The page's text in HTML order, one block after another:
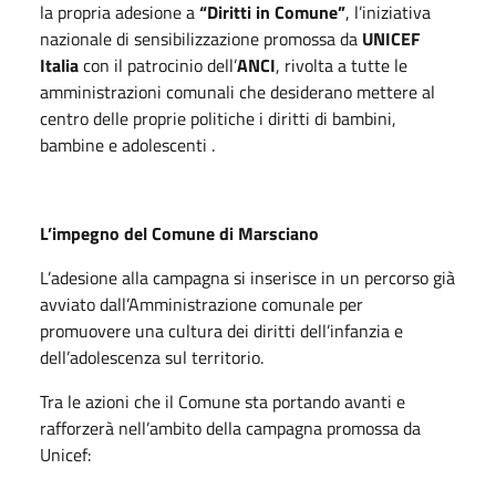
la propria adesione a“Diritti in Comune”, l’iniziativa
nazionale di sensibilizzazione promossa da UNICEF
Italiacon il patrocinio dell’ANCI, rivolta a tutte le
amministrazioni comunali che desiderano mettere al
centro delle proprie politiche i diritti di bambini,
bambine e adolescenti .
L’impegno del Comune di Marsciano
L’adesione alla campagna si inserisce in un percorso già
avviato dall’Amministrazione comunale per
promuovere una cultura dei diritti dell’infanzia e
dell’adolescenza sul territorio.
Tra le azioni che il Comune sta portando avanti e
rafforzerà nell’ambito della campagna promossa da
Unicef: